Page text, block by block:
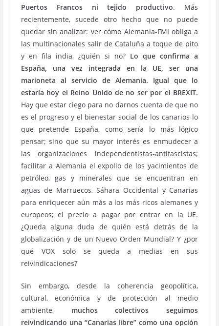
Puertos Francos ni tejido productivo. Más
recientemente, sucede otro hecho que no puede
quedar sin analizar: ver cómo Alemania-FMI obliga a
las multinacionales salir de Cataluña a toque de pito
y en fila india, ¿quién si no? Lo que confirma a
España, una vez integrada en la UE, ser una
marioneta al servicio de Alemania. Igual que lo
estaría hoy el Reino Unido de no ser por el BREXIT.
Hay que estar ciego para no darnos cuenta de que no
es el progreso y el bienestar social de los canarios lo
que pretende España, como sería lo más lógico
pensar; sino que su mayor interés es enmudecer a
las organizaciones independentistas-antifascistas;
facilitar a Alemania el expolio de los yacimientos de
petróleo, gas y minerales que se encuentran en
aguas de Marruecos, Sáhara Occidental y Canarias
para enriquecer aún más a los más ricos alemanes y
europeos; el precio a pagar por entrar en la UE.
¿Queda alguna duda de quién está detrás de la
globalización y de un Nuevo Orden Mundial? Y ¿por
qué VOX solo se queda a medias en sus
reivindicaciones?
Sin embargo, desde la coherencia geopolítica,
cultural, económica y de protección al medio
ambiente, muchos colectivos seguimos
reivindicando una “Canarias libre” como una opción